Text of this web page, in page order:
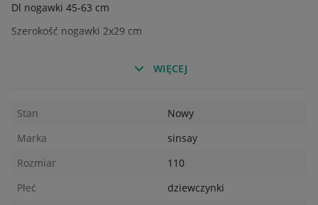
Dl nogawki 45-63 cm
Szerokość nogawki 2x29 cm
WIĘCEJ
Stan
Nowy
Marka
sinsay
Rozmiar
110
Płeć
dziewczynki